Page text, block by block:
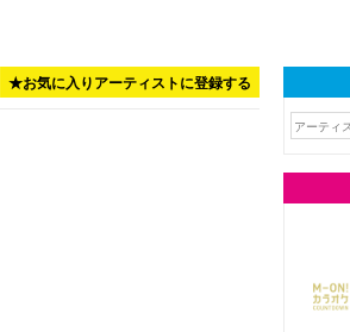
★お気に入りアーティストに登録する